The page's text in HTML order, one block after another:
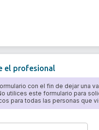
el profesional
con el fin de dejar una
utilices este formulario para
para todas las personas que